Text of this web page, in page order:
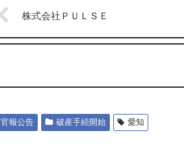
株式会社ＰＵＬＳＥ
官報公告 破産手続開始 愛知